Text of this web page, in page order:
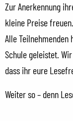
Zur Anerkennung
kleine Preise freuen.
Alle
Schule geleistet.
dass ihr eure
Weiter so – denn